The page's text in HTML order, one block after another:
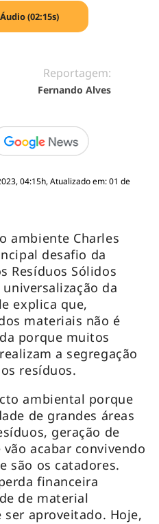
Áudio (02:15s)
Reportagem:
Fernando Alves
04:15h, Atualizado em: 01 de
ambiente Charles
desafio da
Resíduos Sólidos
universalização da
explica que,
materiais não é
porque muitos
a segregação
resíduos.
ambiental porque
de grandes áreas
geração de
acabar convivendo
são os catadores.
financeira
de material
aproveitado. Hoje,